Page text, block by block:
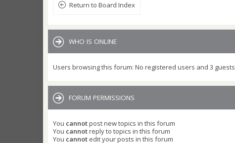
Return to Board Index
WHO IS ONLINE
Users browsing this forum: No registered users and 3 guests
FORUM PERMISSIONS
You cannotpost new topics in this forum
You cannotreply to topics in this forum
You cannot edit your posts in this forum